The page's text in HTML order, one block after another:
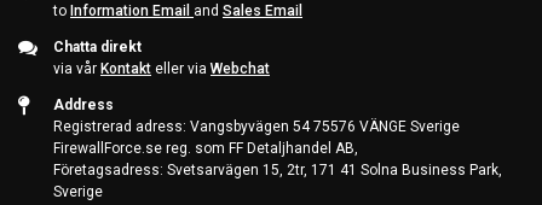
to Information Email and Sales Email
Chatta direkt
via vår Kontakt eller via Webchat
Address
Registrerad adress: Vangsbyvägen 54 75576 VÄNGE Sverige
FirewallForce.se reg. som FF Detaljhandel AB,
Företagsadress: Svetsarvägen 15, 2tr, 171 41 Solna Business Park,
Sverige